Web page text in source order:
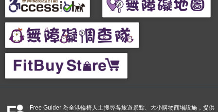
Free Guider 為全港輪椅人士搜尋各旅遊景點、大小購物商場設施，提供